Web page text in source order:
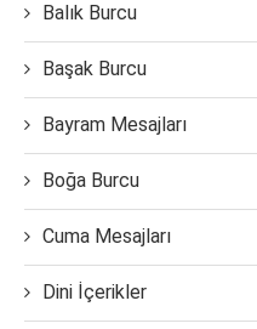
Balık Burcu
Başak Burcu
Bayram Mesajları
Boğa Burcu
Cuma Mesajları
Dini İçerikler